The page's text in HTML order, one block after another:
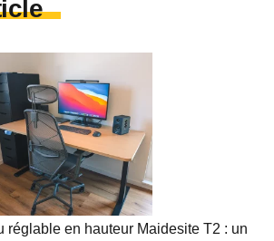
réglable en hauteur Maidesite T2 : un